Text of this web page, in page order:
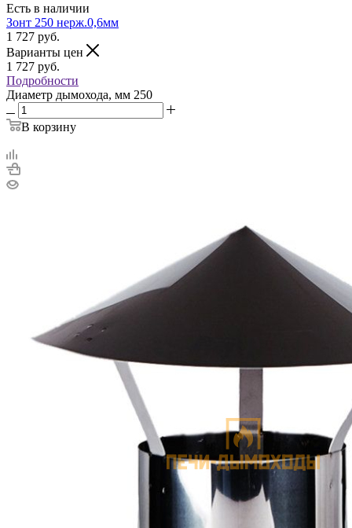
Есть в наличии
Зонт 250 нерж.0,6мм
1 727 руб.
Варианты цен
1 727 руб.
Подробности
Диаметр дымохода, мм 250
В корзину